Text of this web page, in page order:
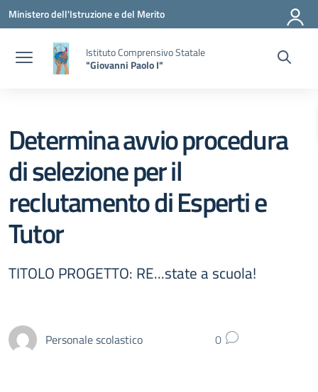
Vai ai contenuti
Vai al menu di navigazione
Vai al footer
Ministero dell'Istruzione e del Merito
Istituto Comprensivo Statale
"Giovanni Paolo I"
Determina avvio procedura
di selezione per il
reclutamento di Esperti e
Tutor
TITOLO PROGETTO: RE...state a scuola!
Personale scolastico 0